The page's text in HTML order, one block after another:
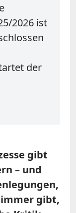
2026 ist
der
gibt
– und
immer gibt,